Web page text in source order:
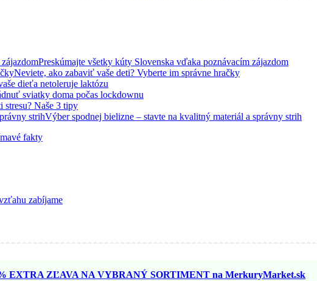
Preskúmajte všetky kúty Slovenska vďaka poznávacím zájazdom
Neviete, ako zabaviť vaše deti? Vyberte im správne hračky
dieťa netoleruje laktózu
sviatky doma počas lockdownu
Naše 3 tipy
Výber spodnej bielizne – stavte na kvalitný materiál a správny strih
fakty
zabíjame
EXTRA ZĽAVA NA VYBRANÝ SORTIMENT na MerkuryMarket.sk